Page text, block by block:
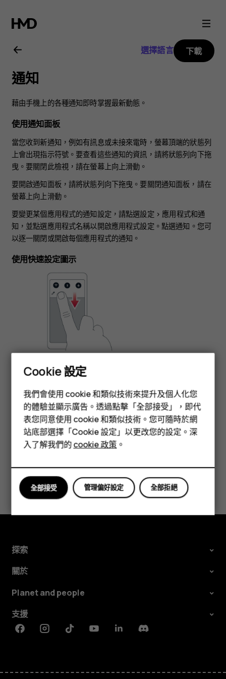
Nokia
3.2
用
戶
指
南
智慧型手機
功能型手機
配件
平板電腦
選擇語言 下載
通知
藉由手機上的各種通知即時掌握最新動態。
使用通知面板
當您收到新通知，例如有訊息或未接來電時，螢幕頂端的狀態列
上會出現指示符號。要查看這些通知的資訊，請將狀態列向下拖
曳。要關閉此檢視，請在螢幕上向上滑動。
要開啟通知面板，請將狀態列向下拖曳。要關閉通知面板，請在
螢幕上向上滑動。
要變更某個應用程式的通知設定，請點選設定 > 應用程式和通
知 ，並點選應用程式名稱以開啟應用程式設定。點選通知 。您可
以逐一關閉或開啟每個應用程式的通知。
使用快速設定圖示
要啟動特定功能，請點選通知面板中的快速設定圖示。要查看更
多圖示，請將功能表向下拖曳。
要重新排列圖示，請點選mode_edit，點選並按住某個圖示，然後將它
拖曳到其他位置。
您認為這有幫助嗎？
探索
關於
Planet and people
支援
FacebookInstagramTiktokYoutubeLinkedinDiscord
Cookie 設定
我們會使用 cookie 和類似技術來提升及個人化您
的體驗並顯示廣告。透過點擊「全部接受」，即代
表您同意使用 cookie 和類似技術。您可隨時於網
站底部選擇「Cookie 設定」以更改您的設定。深
入了解我們的cookie 政策 。
全部拒絕
管理偏好設定
全部接受